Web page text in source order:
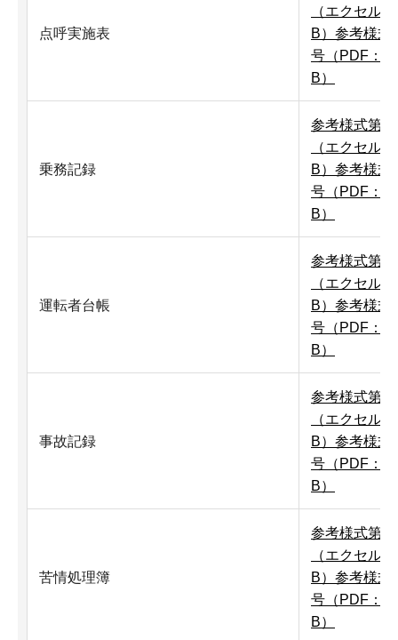
点呼実施表
（エクセル
B） 参考様式
号（PDF：
B）
乗務記録
参考様式第
（エクセル
B） 参考様式
号（PDF：
B）
運転者台帳
参考様式第
（エクセル
B） 参考様式
号（PDF：
B）
事故記録
参考様式第
（エクセル
B） 参考様式
号（PDF：
B）
苦情処理簿
参考様式第
（エクセル
B） 参考様式
号（PDF：
B）